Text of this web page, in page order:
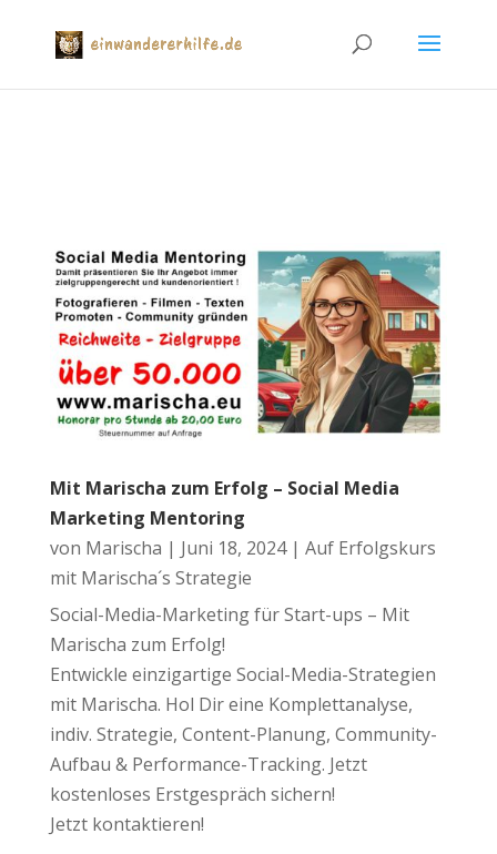
Mit Marischa zum Erfolg – Social Media
Marketing Mentoring
von Marischa | Juni 18, 2024| Auf Erfolgskurs
mit Marischa´s Strategie
Social-Media-Marketing für Start-ups – Mit
Marischa zum Erfolg!
Entwickle einzigartige Social-Media-Strategien
mit Marischa. Hol Dir eine Komplettanalyse,
indiv. Strategie, Content-Planung, Community-
Aufbau & Performance-Tracking. Jetzt
kostenloses Erstgespräch sichern!
Jetzt kontaktieren!